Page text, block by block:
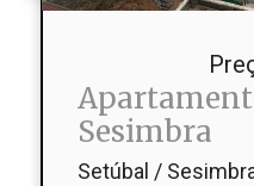
Sesimbra
Setúbal /